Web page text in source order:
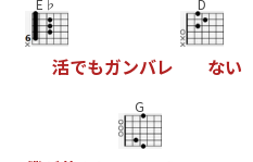
活でもガンバレ ない
G